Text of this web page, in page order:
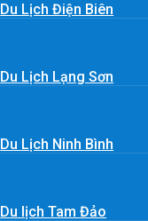
Du Lịch Điện Biên
Du Lịch Lạng Sơn
Du Lịch Ninh Bình
Du lịch Tam Đảo